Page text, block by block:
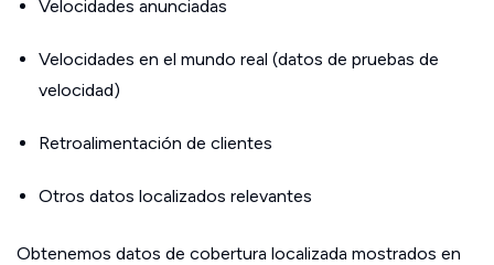
Velocidades anunciadas
Velocidades en el mundo real (datos de pruebas de
velocidad)
Retroalimentación de clientes
Otros datos localizados relevantes
Obtenemos datos de cobertura localizada mostrados en